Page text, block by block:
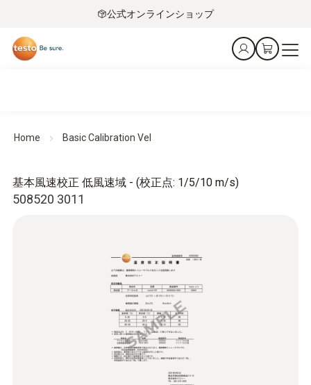
公式オンラインショップ
Home Basic Calibration Vel
508520 3011
基本風速校正 低風速域 - (校正点: 1/5/10 m/s)